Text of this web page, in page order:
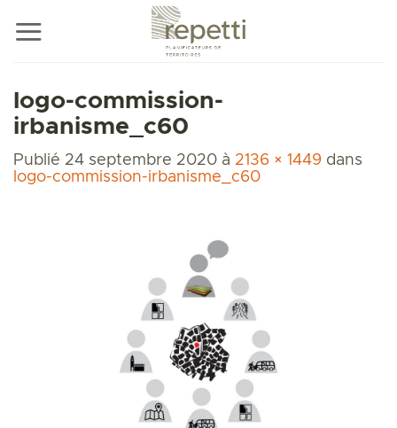
au
contenu
logo-commission-
irbanisme_c60
Publié 24 septembre 2020 à 2136 × 1449 dans
logo-commission-irbanisme_c60